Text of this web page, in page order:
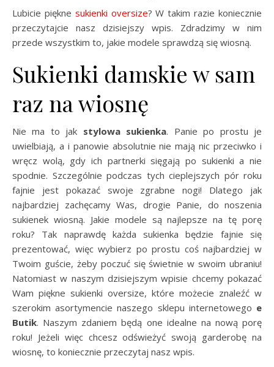
Lubicie piękne sukienki oversize? W takim razie koniecznie
przeczytajcie nasz dzisiejszy wpis. Zdradzimy w nim
przede wszystkim to, jakie modele sprawdzą się wiosną.
Sukienki damskie w sam
raz na wiosnę
Nie ma to jak stylowa sukienka. Panie po prostu je
uwielbiają, a i panowie absolutnie nie mają nic przeciwko i
wręcz wolą, gdy ich partnerki sięgają po sukienki a nie
spodnie. Szczególnie podczas tych cieplejszych pór roku
fajnie jest pokazać swoje zgrabne nogi! Dlatego jak
najbardziej zachęcamy Was, drogie Panie, do noszenia
sukienek wiosną. Jakie modele są najlepsze na tę porę
roku? Tak naprawdę każda sukienka będzie fajnie się
prezentować, więc wybierz po prostu coś najbardziej w
Twoim guście, żeby poczuć się świetnie w swoim ubraniu!
Natomiast w naszym dzisiejszym wpisie chcemy pokazać
Wam piękne sukienki oversize, które możecie znaleźć w
szerokim asortymencie naszego sklepu internetowego e
Butik. Naszym zdaniem będą one idealne na nową porę
roku! Jeżeli więc chcesz odświeżyć swoją garderobę na
wiosnę, to koniecznie przeczytaj nasz wpis.